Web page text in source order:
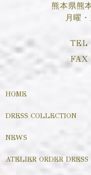
熊本県熊
月曜
TEL
FAX
HOME
DRESS COLLECTION
NEWS
ATELIER ORDER DRESS